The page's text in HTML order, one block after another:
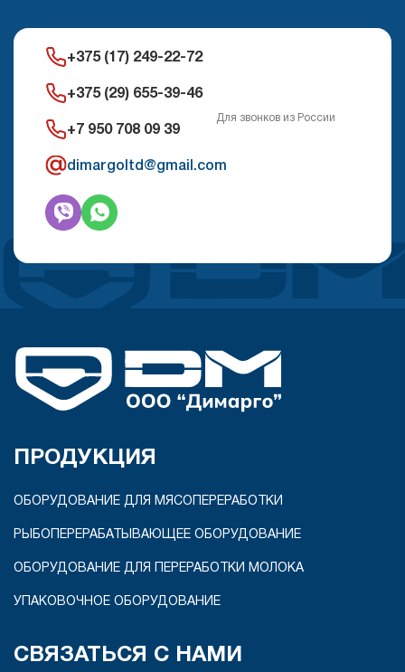
+375 (17) 249-22-72
+375 (29) 655-39-46
+7 950 708 09 39
Для звонков из России
dimargoltd@gmail.com
ПРОДУКЦИЯ
ОБОРУДОВАНИЕ ДЛЯ МЯСОПЕРЕРАБОТКИ
РЫБОПЕРЕРАБАТЫВАЮЩЕЕ ОБОРУДОВАНИЕ
ОБОРУДОВАНИЕ ДЛЯ ПЕРЕРАБОТКИ МОЛОКА
УПАКОВОЧНОЕ ОБОРУДОВАНИЕ
СВЯЗАТЬСЯ С НАМИ